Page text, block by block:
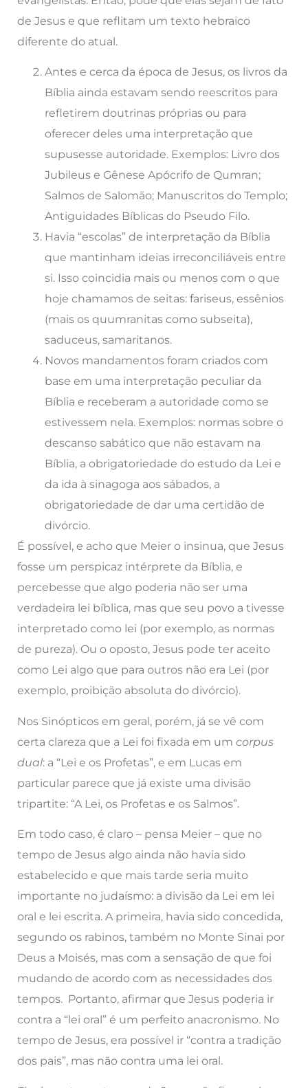
de Jesus e que reflitam um texto hebraico
diferente do atual.
Antes e cerca da época de Jesus, os livros da
Bíblia ainda estavam sendo reescritos para
refletirem doutrinas próprias ou para
oferecer deles uma interpretação que
supusesse autoridade. Exemplos: Livro dos
Jubileus e Gênese Apócrifo de Qumran;
Salmos de Salomão; Manuscritos do Templo;
Antiguidades Bíblicas do Pseudo Filo.
Havia “escolas” de interpretação da Bíblia
que mantinham ideias irreconciliáveis entre
si. Isso coincidia mais ou menos com o que
hoje chamamos de seitas: fariseus, essênios
(mais os quumranitas como subseita),
saduceus, samaritanos.
Novos mandamentos foram criados com
base em uma interpretação peculiar da
Bíblia e receberam a autoridade como se
estivessem nela. Exemplos: normas sobre o
descanso sabático que não estavam na
Bíblia, a obrigatoriedade do estudo da Lei e
da ida à sinagoga aos sábados, a
obrigatoriedade de dar uma certidão de
divórcio.
É possível, e acho que Meier o insinua, que Jesus
fosse um perspicaz intérprete da Bíblia, e
percebesse que algo poderia não ser uma
verdadeira lei bíblica, mas que seu povo a tivesse
interpretado como lei (por exemplo, as normas
de pureza). Ou o oposto, Jesus pode ter aceito
como Lei algo que para outros não era Lei (por
exemplo, proibição absoluta do divórcio).
Nos Sinópticos em geral, porém, já se vê com
certa clareza que a Lei foi fixada em um corpus
dual: a “Lei e os Profetas”, e em Lucas em
particular parece que já existe uma divisão
tripartite: “A Lei, os Profetas e os Salmos”.
Em todo caso, é claro – pensa Meier – que no
tempo de Jesus algo ainda não havia sido
estabelecido e que mais tarde seria muito
importante no judaísmo: a divisão da Lei em lei
oral e lei escrita. A primeira, havia sido concedida,
segundo os rabinos, também no Monte Sinai por
Deus a Moisés, mas com a sensação de que foi
mudando de acordo com as necessidades dos
tempos. Portanto, afirmar que Jesus poderia ir
contra a “lei oral” é um perfeito anacronismo. No
tempo de Jesus, era possível ir “contra a tradição
dos pais”, mas não contra uma lei oral.